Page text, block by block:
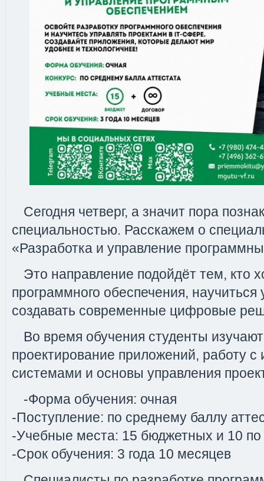
Сегодня четверг, а значит пора
специальностью. Расскажем о
«Разработка и управление
Это направление подойдёт тем, кто
программного обеспечения, научиться
создавать современные цифровые
Во время обучения студенты
проектирование приложений, работу
системами и основы управления
-Форма обучения: очная
-Поступление: по среднему баллу
-Учебные места: 15 бюджетных и 10 по
-Срок обучения: 3 года 10 месяцев